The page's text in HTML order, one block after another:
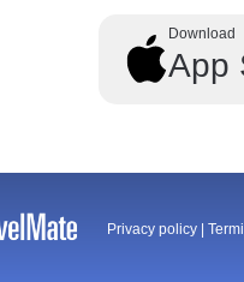
Download
App
Privacy policy|